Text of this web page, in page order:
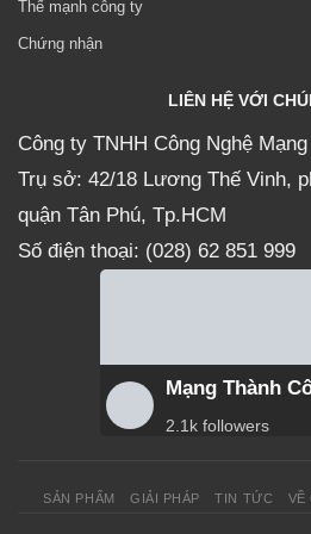
Thế mạnh công ty
Chứng nhận
LIÊN HỆ VỚI
Công ty TNHH Công Nghệ
Trụ sở: 42/18 Lương Thế Vinh,
quận Tân Phú, Tp.HCM
Số điện thoại: (028) 62 851 999
Mạng Thành
2.1k followers
SẢN PHẨM GIẢI PHÁP TIN TỨC VỀ